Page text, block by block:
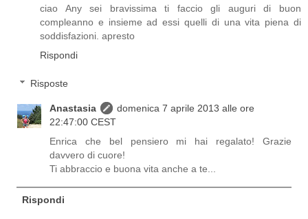
ciao Any sei bravissima ti faccio gli auguri di buon
compleanno e insieme ad essi quelli di una vita piena di
soddisfazioni. apresto
Rispondi
Risposte
Anastasia
domenica 7 aprile 2013 alle ore
22:47:00 CEST
Enrica che bel pensiero mi hai regalato! Grazie
davvero di cuore!
Ti abbraccio e buona vita anche a te...
Rispondi